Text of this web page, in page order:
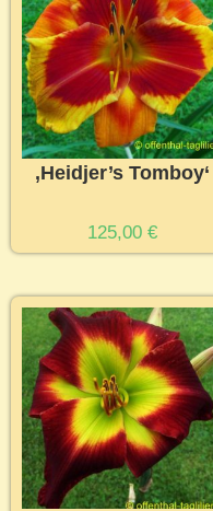
‚Heidjer’s Tomboy‘
125,00 €